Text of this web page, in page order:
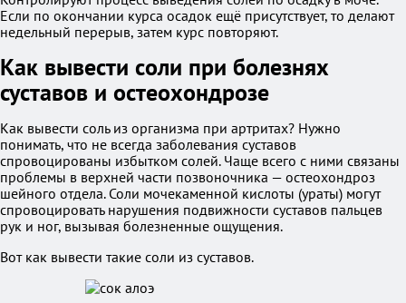
Если по окончании курса осадок ещё присутствует, то делают
недельный перерыв, затем курс повторяют.
Как вывести соли при болезнях
суставов и остеохондрозе
Как вывести соль из организма при артритах? Нужно
понимать, что не всегда заболевания суставов
спровоцированы избытком солей. Чаще всего с ними связаны
проблемы в верхней части позвоночника — остеохондроз
шейного отдела. Соли мочекаменной кислоты (ураты) могут
спровоцировать нарушения подвижности суставов пальцев
рук и ног, вызывая болезненные ощущения.
Вот как вывести такие соли из суставов.